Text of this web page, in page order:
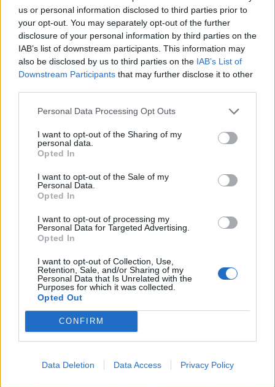
us or personal information disclosed to third parties prior to
your opt-out. You may separately opt-out of the further
disclosure of your personal information by third parties on the
IAB’s list of downstream participants. This information may
also be disclosed by us to third parties on the IAB’s List of
Downstream Participants that may further disclose it to other
Personal Data Processing Opt Outs
I want to opt-out of the Sharing of my
personal data.
Opted In
I want to opt-out of the Sale of my
Personal Data.
Opted In
I want to opt-out of processing my
Personal Data for Targeted Advertising.
Opted In
I want to opt-out of Collection, Use,
Retention, Sale, and/or Sharing of my
Personal Data that Is Unrelated with the
Purposes for which it was collected.
Opted Out
CONFIRM
Data Deletion Data Access Privacy Policy
Urbane & Gallant-Gründer Andrew Park und Design Director
Jeffrey Sebelia im Interview
FACES Trend-Report: Die Top 13 Menswear-Trends für
Frühling/Sommer 2027
FASHION